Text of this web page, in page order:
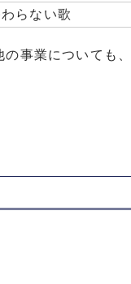
らない歌
事業についても